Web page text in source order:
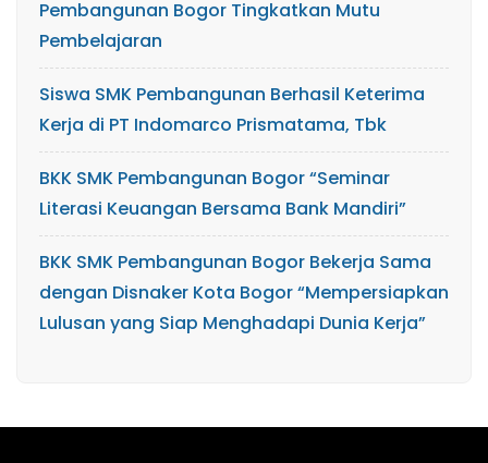
Pembangunan Bogor Tingkatkan Mutu
Pembelajaran
Siswa SMK Pembangunan Berhasil Keterima
Kerja di PT Indomarco Prismatama, Tbk
BKK SMK Pembangunan Bogor “Seminar
Literasi Keuangan Bersama Bank Mandiri”
BKK SMK Pembangunan Bogor Bekerja Sama
dengan Disnaker Kota Bogor “Mempersiapkan
Lulusan yang Siap Menghadapi Dunia Kerja”